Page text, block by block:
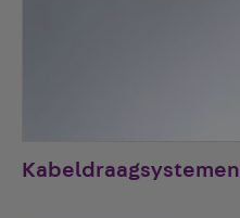
Kabeldraagsystemen